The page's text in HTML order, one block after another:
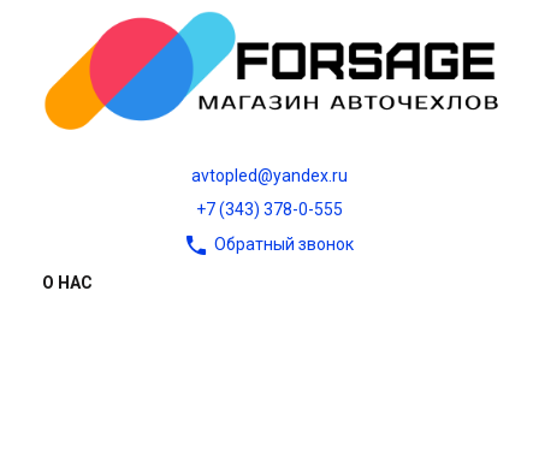
avtopled@yandex.ru
+7 (343) 378-0-555
Обратный звонок
О НАС